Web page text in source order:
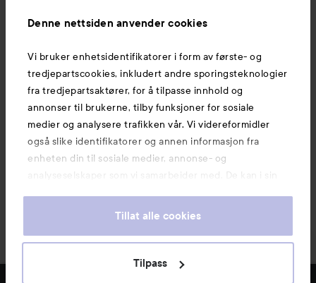
Denne nettsiden anvender cookies
Vi bruker enhetsidentifikatorer i form av første- og
tredjepartscookies, inkludert andre sporingsteknologier
fra tredjepartsaktører, for å tilpasse innhold og
annonser til brukerne, tilby funksjoner for sosiale
medier og analysere trafikken vår. Vi videreformidler
også slike identifikatorer og annen informasjon fra
enheten din til sosiale medier, annonse- og
analyseselskaper som vi samarbeider med. De kan i sin
informasjon som du har oppgitt eller som de har samlet
våre cookies ved å fortsette å bruke nettsiden vår. For
informasjon om hvordan du kan endre innstillingene for
Tillat alle cookies
Tilpass
Informasjon
Også av interesse